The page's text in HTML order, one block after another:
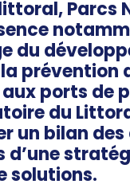
Parcs
du
prévention
ports de
du
un bilan
d’une
solutions.